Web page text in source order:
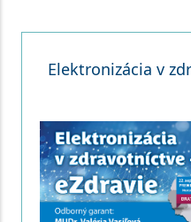
Elektronizácia v